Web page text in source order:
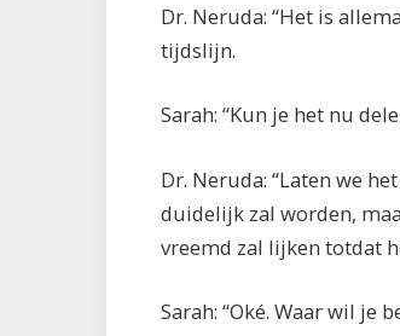
Dr. Neruda: “Het is
tijdslijn.
Sarah: “Kun je het nu
Dr. Neruda: “Laten we
duidelijk zal worden,
vreemd zal lijken totdat
Sarah: “Oké. Waar wil je